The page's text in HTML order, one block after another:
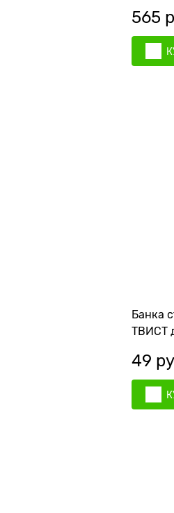
565
Банка
ТВИСТ
49